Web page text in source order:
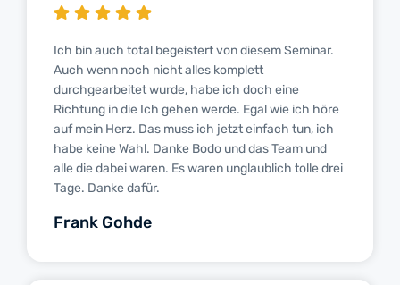
Ich bin auch total begeistert von diesem Seminar.
Auch wenn noch nicht alles komplett
durchgearbeitet wurde, habe ich doch eine
Richtung in die Ich gehen werde. Egal wie ich höre
auf mein Herz. Das muss ich jetzt einfach tun, ich
habe keine Wahl. Danke Bodo und das Team und
alle die dabei waren. Es waren unglaublich tolle drei
Tage. Danke dafür.
Frank Gohde